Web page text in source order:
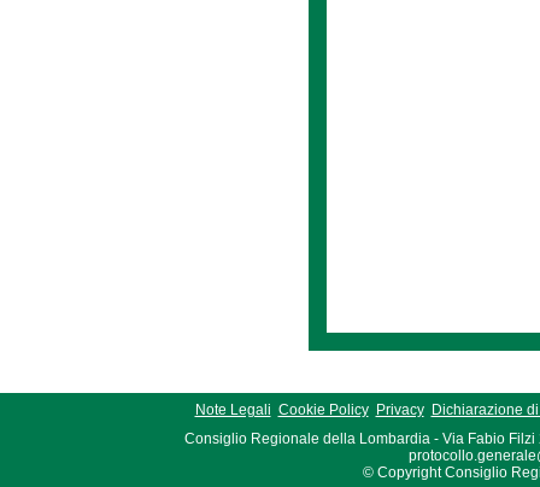
Note Legali Cookie Policy Privacy
Dichiarazione
Consiglio Regionale della Lombardia - Via Fabio Filzi
© Copyright Consiglio